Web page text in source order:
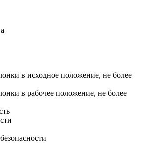
в исходное положение, не более
в рабочее положение, не более